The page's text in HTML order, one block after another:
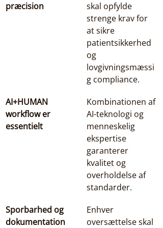
præcision
skal opfylde
strenge krav for
at sikre
patientsikkerhed
og
lovgivningsmæssi
g compliance.
AI+HUMAN
workflow er
essentielt
Kombinationen af
AI-teknologi og
menneskelig
ekspertise
garanterer
kvalitet og
overholdelse af
standarder.
Sporbarhed og
dokumentation
Enhver
oversættelse skal